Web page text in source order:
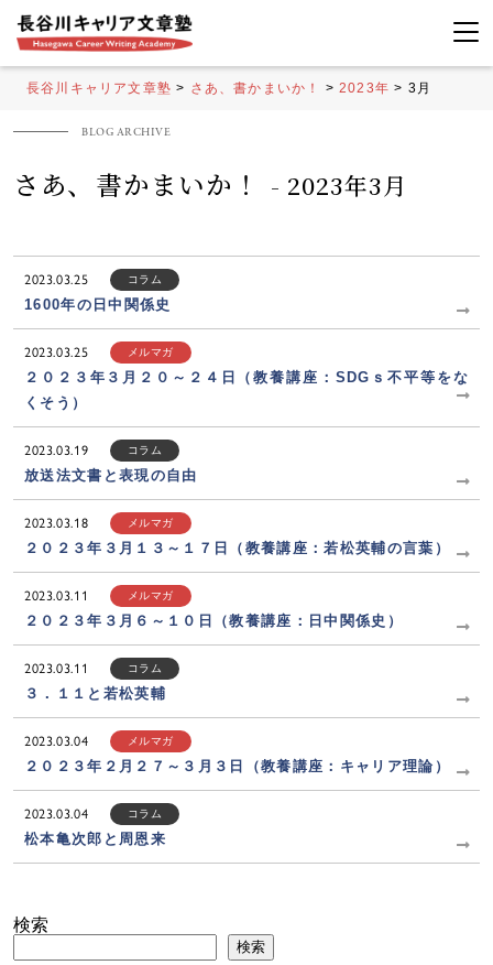
長谷川キャリア文章塾 > さあ、書かまいか！ >2023年 > 3月
さあ、書かまいか！ - 2023年3月
2023.03.25 コラム
1600年の日中関係史
2023.03.25 メルマガ
２０２３年３月２０～２４日（教養講座：SDGｓ不平等をな
くそう）
2023.03.19 コラム
放送法文書と表現の自由
2023.03.18 メルマガ
２０２３年３月１３～１７日（教養講座：若松英輔の言葉）
2023.03.11 メルマガ
２０２３年３月６～１０日（教養講座：日中関係史）
2023.03.11 コラム
３．１１と若松英輔
2023.03.04 メルマガ
２０２３年２月２７～３月３日（教養講座：キャリア理論）
2023.03.04 コラム
松本亀次郎と周恩来
検索
検索